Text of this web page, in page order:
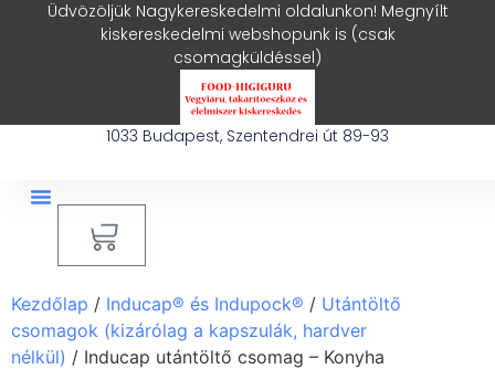
Üdvözöljük Nagykereskedelmi oldalunkon! Megnyílt
kiskereskedelmi webshopunk is (csak
csomagküldéssel)
1033 Budapest, Szentendrei út 89-93
Kezdőlap / Inducap® és Indupock® / Utántöltő
csomagok (kizárólag a kapszulák, hardver
nélkül) / Inducap utántöltő csomag – Konyha